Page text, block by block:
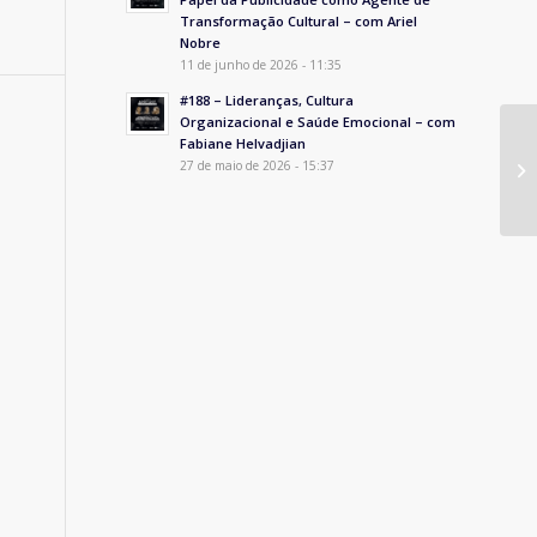
Transformação Cultural – com Ariel
Nobre
11 de junho de 2026 - 11:35
#188 – Lideranças, Cultura
Organizacional e Saúde Emocional – com
Fabiane Helvadjian
27 de maio de 2026 - 15:37